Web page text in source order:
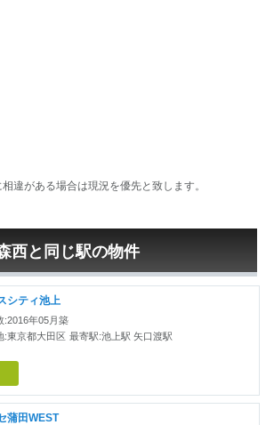
違がある場合は現況を優先と致します。
西と同じ駅の物件
シティ池上
:2016年05月築
:東京都大田区 最寄駅:池上駅 矢口渡駅
蒲田WEST